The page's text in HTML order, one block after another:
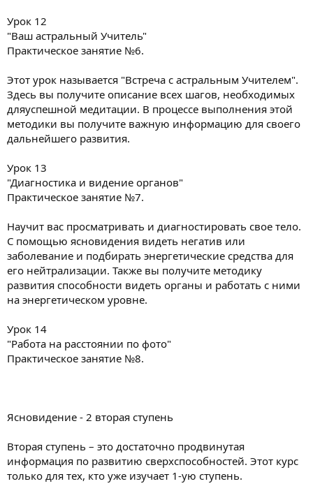
Урок 12
"Ваш астральный Учитель"
Практическое занятие №6.
Этот урок называется "Встреча с астральным Учителем".
Здесь вы получите описание всех шагов, необходимых
дляуспешной медитации. В процессе выполнения этой
методики вы получите важную информацию для своего
дальнейшего развития.
Урок 13
"Диагностика и видение органов"
Практическое занятие №7.
Научит вас просматривать и диагностировать свое тело.
С помощью ясновидения видеть негатив или
заболевание и подбирать энергетические средства для
его нейтрализации. Также вы получите методику
развития способности видеть органы и работать с ними
на энергетическом уровне.
Урок 14
"Работа на расстоянии по фото"
Практическое занятие №8.
Ясновидение - 2 вторая ступень
Вторая ступень – это достаточно продвинутая
информация по развитию сверхспособностей. Этот курс
только для тех, кто уже изучает 1-ую ступень.